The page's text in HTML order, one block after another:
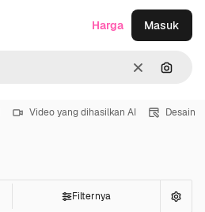
Jernih
Harga Masuk
Video yang dihasilkan AI Desain
Filternya